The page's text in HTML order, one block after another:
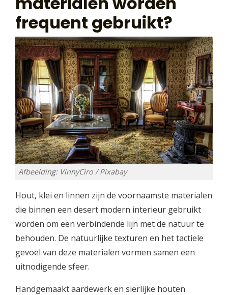
frequent gebruikt?
Afbeelding: VinnyCiro / Pixabay
Hout, klei en linnen zijn de voornaamste materialen
die binnen een desert modern interieur gebruikt
worden om een verbindende lijn met de natuur te
behouden. De natuurlijke texturen en het tactiele
gevoel van deze materialen vormen samen een
uitnodigende sfeer.
Handgemaakt aardewerk en sierlijke houten